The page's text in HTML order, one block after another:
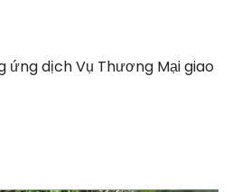
ứng dịch Vụ Thương Mại giao